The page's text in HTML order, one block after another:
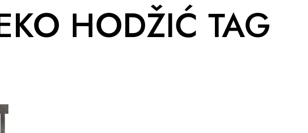
HODŽIĆ TAG